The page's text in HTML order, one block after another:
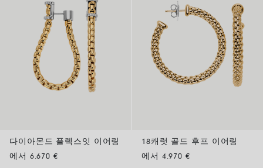
다이아몬드 플렉스잇 이어링
에서 6.670 €
18캐럿 골드 후프 이어링
에서 4.970 €